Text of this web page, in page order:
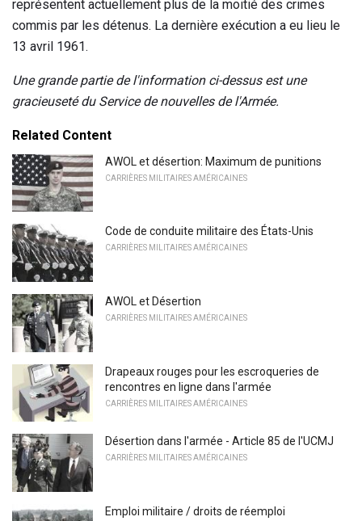
représentent actuellement plus de la moitié des crimes
commis par les détenus. La dernière exécution a eu lieu le
13 avril 1961.
Une grande partie de l'information ci-dessus est une
gracieuseté du Service de nouvelles de l'Armée.
Related Content
AWOL et désertion: Maximum de punitions
CARRIÈRES MILITAIRES AMÉRICAINES
Code de conduite militaire des États-Unis
CARRIÈRES MILITAIRES AMÉRICAINES
AWOL et Désertion
CARRIÈRES MILITAIRES AMÉRICAINES
Drapeaux rouges pour les escroqueries de
rencontres en ligne dans l'armée
CARRIÈRES MILITAIRES AMÉRICAINES
Désertion dans l'armée - Article 85 de l'UCMJ
CARRIÈRES MILITAIRES AMÉRICAINES
Emploi militaire / droits de réemploi